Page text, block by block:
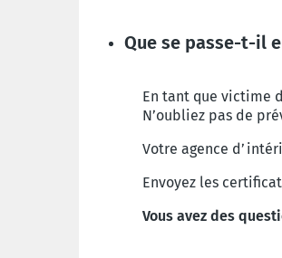
Que se passe-t-il
En tant que victime
N’oubliez pas de
Votre agence
Envoyez les
Vous avez des